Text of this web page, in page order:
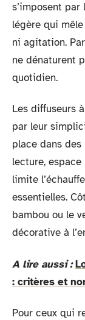
s’imposent
légère qui
ni agitation.
ne dénaturent
quotidien.
Les diffuseurs
par leur
place dans
lecture,
limite
essentielles.
bambou ou le
décorative à
A lire aussi :
: critères et
Pour ceux qui